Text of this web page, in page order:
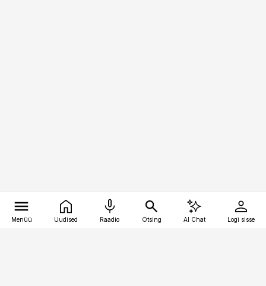
Menüü Uudised Raadio Otsing AI Chat Logi sisse